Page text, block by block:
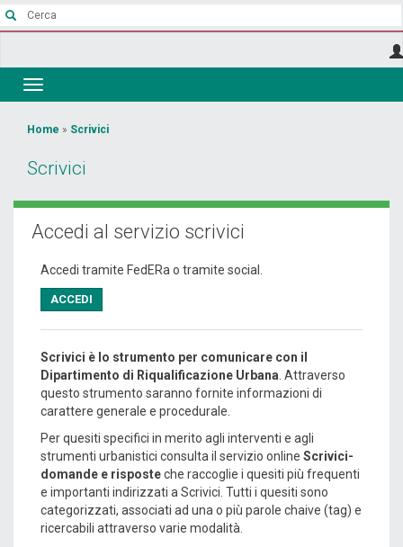
Salta
Toggle
navigation
Tu
sei
Home » Scrivici
Scrivici
Accedi al servizio scrivici
Accedi tramite FedERa o tramite social.
ACCEDI
Scrivici è lo strumento per comunicare con il
Dipartimento di Riqualificazione Urbana . Attraverso
questo strumento saranno fornite informazioni di
carattere generale e procedurale.
Per quesiti specifici in merito agli interventi e agli
strumenti urbanistici consulta il servizio online Scrivici-
domande e risposteche raccoglie i quesiti più frequenti
e importanti indirizzati a Scrivici. Tutti i quesiti sono
categorizzati, associati ad una o più parole chaive (tag) e
ricercabili attraverso varie modalità.